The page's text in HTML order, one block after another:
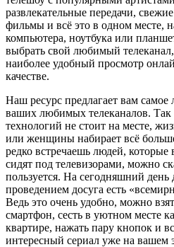
развлекательные передачи,
фильмы и всё это в одном месте,
компьютера, ноутбука или
выбрать свой любимый
наиболее удобный просмотр
качестве.
Наш ресурс предлагает вам самое
ваших любимых телеканалов. Так
технологий не стоит на месте,
или женщины набирает всё
редко встречаешь людей, которые
сидят под телевизорами, можно
пользуется. На сегодняшний
проведением досуга есть
Ведь это очень удобно, можно
смартфон, сесть в уютном месте
квартире, нажать пару кнопок и
интересный сериал уже на вашем